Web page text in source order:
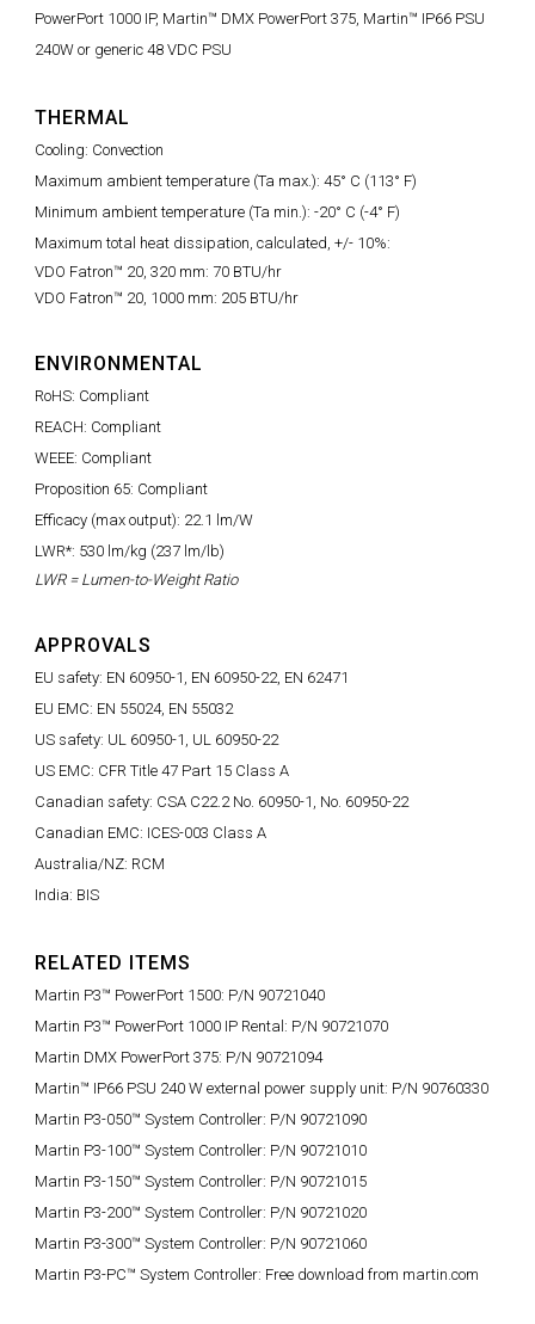
PowerPort 1000 IP, Martin™ DMX PowerPort 375, Martin™ IP66 PSU
240W or generic 48 VDC PSU
THERMAL
Cooling: Convection
Maximum ambient temperature (Ta max.): 45° C (113° F)
Minimum ambient temperature (Ta min.): -20° C (-4° F)
Maximum total heat dissipation, calculated, +/- 10%:
VDO Fatron™ 20, 320 mm: 70 BTU/hr
VDO Fatron™ 20, 1000 mm: 205 BTU/hr
ENVIRONMENTAL
RoHS: Compliant
REACH: Compliant
WEEE: Compliant
Proposition 65: Compliant
Efficacy (max output): 22.1 lm/W
LWR*: 530 lm/kg (237 lm/lb)
LWR = Lumen-to-Weight Ratio
APPROVALS
EU safety: EN 60950-1, EN 60950-22, EN 62471
EU EMC: EN 55024, EN 55032
US safety: UL 60950-1, UL 60950-22
US EMC: CFR Title 47 Part 15 Class A
Canadian safety: CSA C22.2 No. 60950-1, No. 60950-22
Canadian EMC: ICES-003 Class A
Australia/NZ: RCM
India: BIS
RELATED ITEMS
Martin P3™ PowerPort 1500: P/N 90721040
Martin P3™ PowerPort 1000 IP Rental: P/N 90721070
Martin DMX PowerPort 375: P/N 90721094
Martin™ IP66 PSU 240 W external power supply unit: P/N 90760330
Martin P3-050™ System Controller: P/N 90721090
Martin P3-100™ System Controller: P/N 90721010
Martin P3-150™ System Controller: P/N 90721015
Martin P3-200™ System Controller: P/N 90721020
Martin P3-300™ System Controller: P/N 90721060
Martin P3-PC™ System Controller: Free download from martin.com